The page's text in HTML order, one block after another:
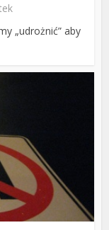
„udrożnić” aby